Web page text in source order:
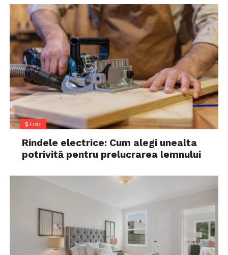
ȘTIRI
Rindele electrice: Cum alegi unealta
potrivită pentru prelucrarea lemnului